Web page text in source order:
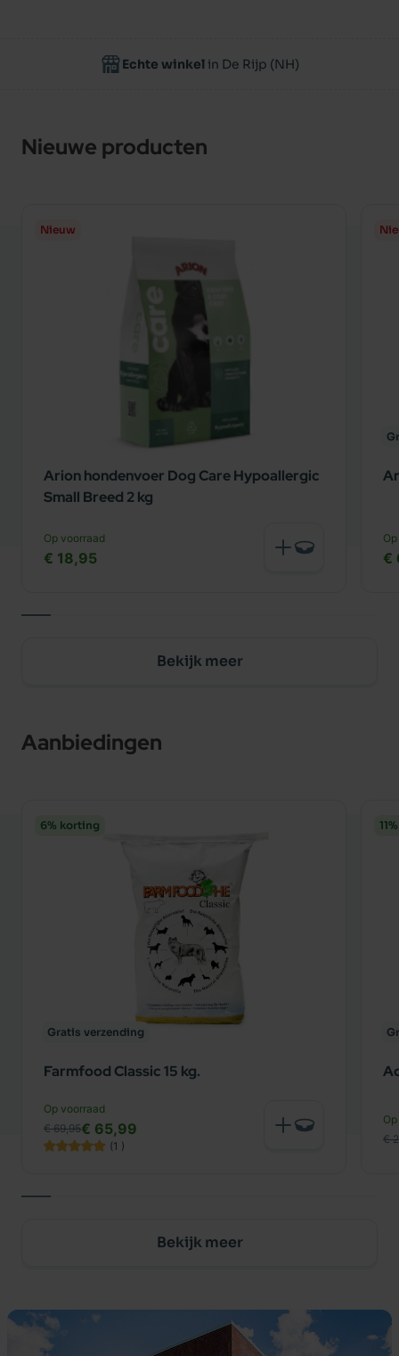
Echte winkel in De Rijp (NH)
Nieuwe producten
Nieuw
Arion hondenvoer Dog Care Hypoallergic
Small Breed 2 kg
Op voorraad
€ 18,95 €
Bekijk meer
Aanbiedingen
6% korting
Gratis verzending
Farmfood Classic 15 kg.
Op voorraad
€ 69,95€ 65,99
(1 )
€
Bekijk meer